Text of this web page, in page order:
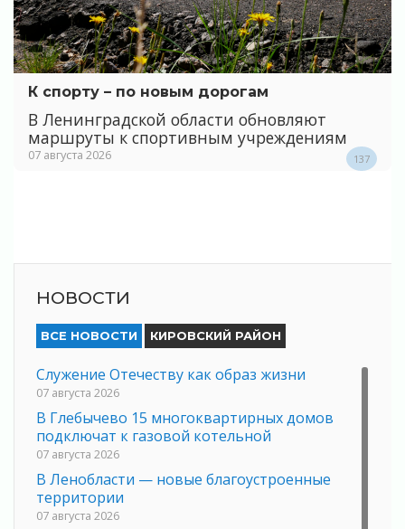
К спорту – по новым дорогам
В Ленинградской области обновляют
маршруты к спортивным учреждениям
07 августа 2026 137
НОВОСТИ
ВСЕ НОВОСТИ КИРОВСКИЙ РАЙОН
Служение Отечеству как образ жизни
07 августа 2026
В Глебычево 15 многоквартирных домов
подключат к газовой котельной
07 августа 2026
В Ленобласти — новые благоустроенные
территории
07 августа 2026